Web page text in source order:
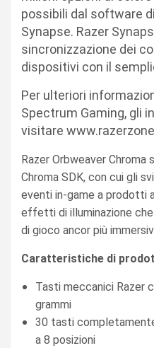
possibili dal software
Synapse. Razer
sincronizzazione dei
dispositivi con il
Per ulteriori
Spectrum Gaming, gli
visitare
Razer Orbweaver Chroma
Chroma SDK, con cui gli
eventi in-game a prodotti
effetti di illuminazione che
di gioco ancor più
Caratteristiche di
Tasti meccanici Razer
grammi
30 tasti
a 8 posizioni